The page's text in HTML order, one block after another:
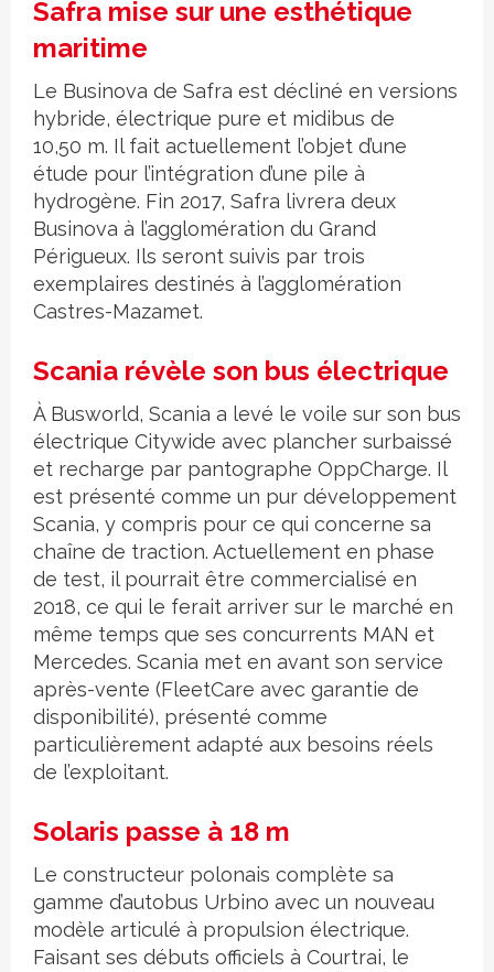
Safra mise sur une esthétique
maritime
Le Businova de Safra est décliné en versions
hybride, électrique pure et midibus de
10,50 m. Il fait actuellement l’objet d’une
étude pour l’intégration d’une pile à
hydrogène. Fin 2017, Safra livrera deux
Businova à l’agglomération du Grand
Périgueux. Ils seront suivis par trois
exemplaires destinés à l’agglomération
Castres-Mazamet.
Scania révèle son bus électrique
À Busworld, Scania a levé le voile sur son bus
électrique Citywide avec plancher surbaissé
et recharge par pantographe OppCharge. Il
est présenté comme un pur développement
Scania, y compris pour ce qui concerne sa
chaîne de traction. Actuellement en phase
de test, il pourrait être commercialisé en
2018, ce qui le ferait arriver sur le marché en
même temps que ses concurrents MAN et
Mercedes. Scania met en avant son service
après-vente (FleetCare avec garantie de
disponibilité), présenté comme
particulièrement adapté aux besoins réels
de l’exploitant.
Solaris passe à 18 m
Le constructeur polonais complète sa
gamme d’autobus Urbino avec un nouveau
modèle articulé à propulsion électrique.
Faisant ses débuts officiels à Courtrai, le